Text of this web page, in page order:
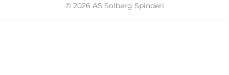
© 2026 AS Solberg Spinderi